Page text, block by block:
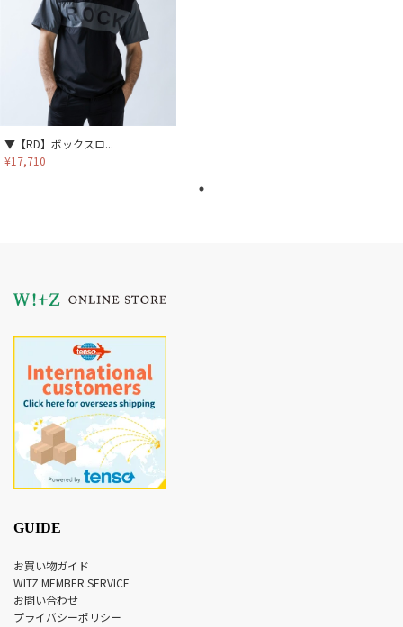
▼【RD】ボックスロ...
¥17,710
GUIDE
お買い物ガイド
WITZ MEMBER SERVICE
お問い合わせ
プライバシーポリシー